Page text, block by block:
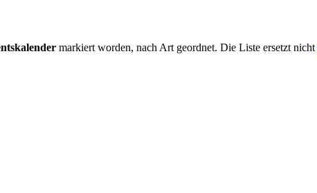
markiert worden, nach Art geordnet. Die Liste ersetzt nicht